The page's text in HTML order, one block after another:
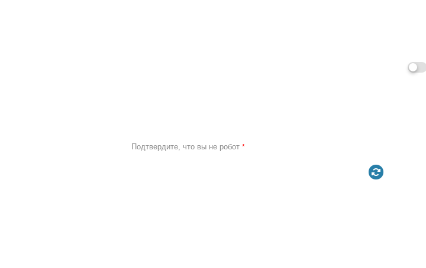
Подтвердите, что вы не робот *